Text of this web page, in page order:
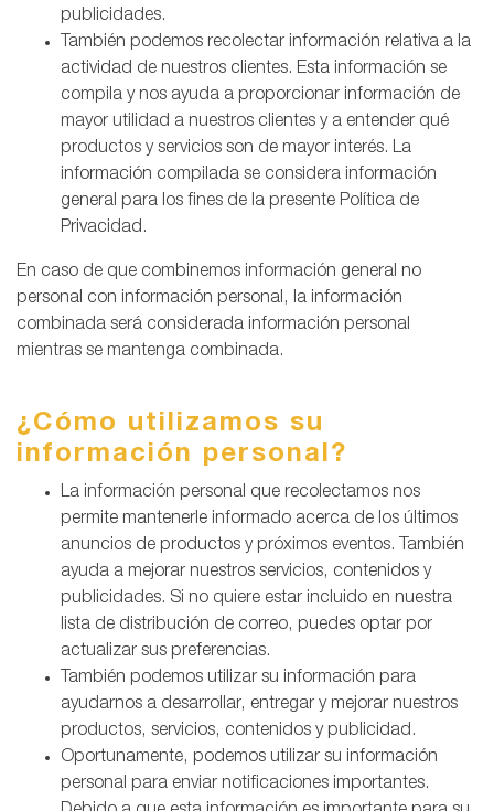
publicidades.
También podemos recolectar información relativa a la
actividad de nuestros clientes. Esta información se
compila y nos ayuda a proporcionar información de
mayor utilidad a nuestros clientes y a entender qué
productos y servicios son de mayor interés. La
información compilada se considera información
general para los fines de la presente Política de
Privacidad.
En caso de que combinemos información general no
personal con información personal, la información
combinada será considerada información personal
mientras se mantenga combinada.
¿Cómo utilizamos su
información personal?
La información personal que recolectamos nos
permite mantenerle informado acerca de los últimos
anuncios de productos y próximos eventos. También
ayuda a mejorar nuestros servicios, contenidos y
publicidades. Si no quiere estar incluido en nuestra
lista de distribución de correo, puedes optar por
actualizar sus preferencias.
También podemos utilizar su información para
ayudarnos a desarrollar, entregar y mejorar nuestros
productos, servicios, contenidos y publicidad.
Oportunamente, podemos utilizar su información
personal para enviar notificaciones importantes.